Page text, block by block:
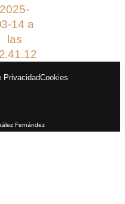
Fernández
PrivacidadCookies